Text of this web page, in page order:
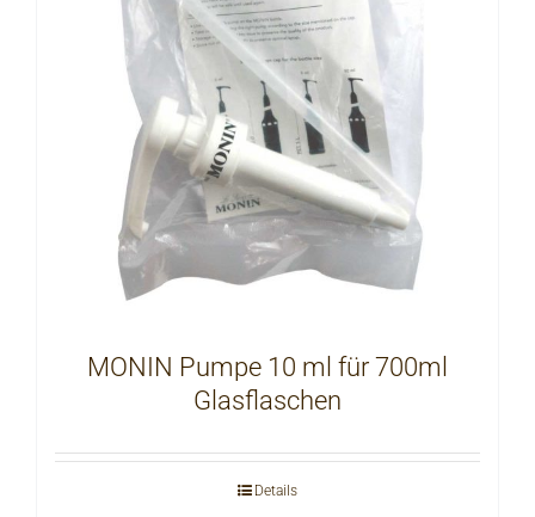
MONIN Pumpe 10 ml für 700ml
Glasflaschen
Details